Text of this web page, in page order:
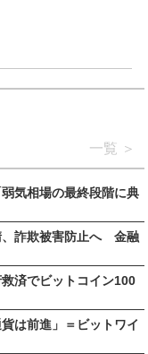
一覧
気相場の最終段階に典
、詐欺被害防止へ 金融
済でビットコイン100
は前進」＝ビットワイ